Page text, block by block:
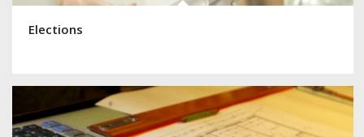
Elections